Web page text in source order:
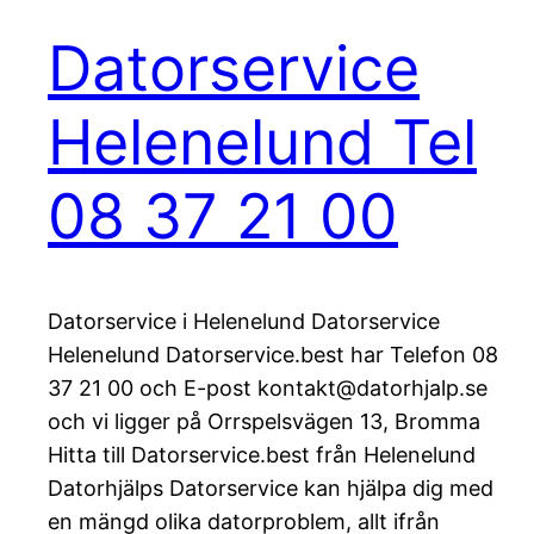
Datorservice
Helenelund Tel
08 37 21 00
Datorservice i Helenelund Datorservice
Helenelund Datorservice.best har Telefon 08
37 21 00 och E-post kontakt@datorhjalp.se
och vi ligger på Orrspelsvägen 13, Bromma
Hitta till Datorservice.best från Helenelund
Datorhjälps Datorservice kan hjälpa dig med
en mängd olika datorproblem, allt ifrån